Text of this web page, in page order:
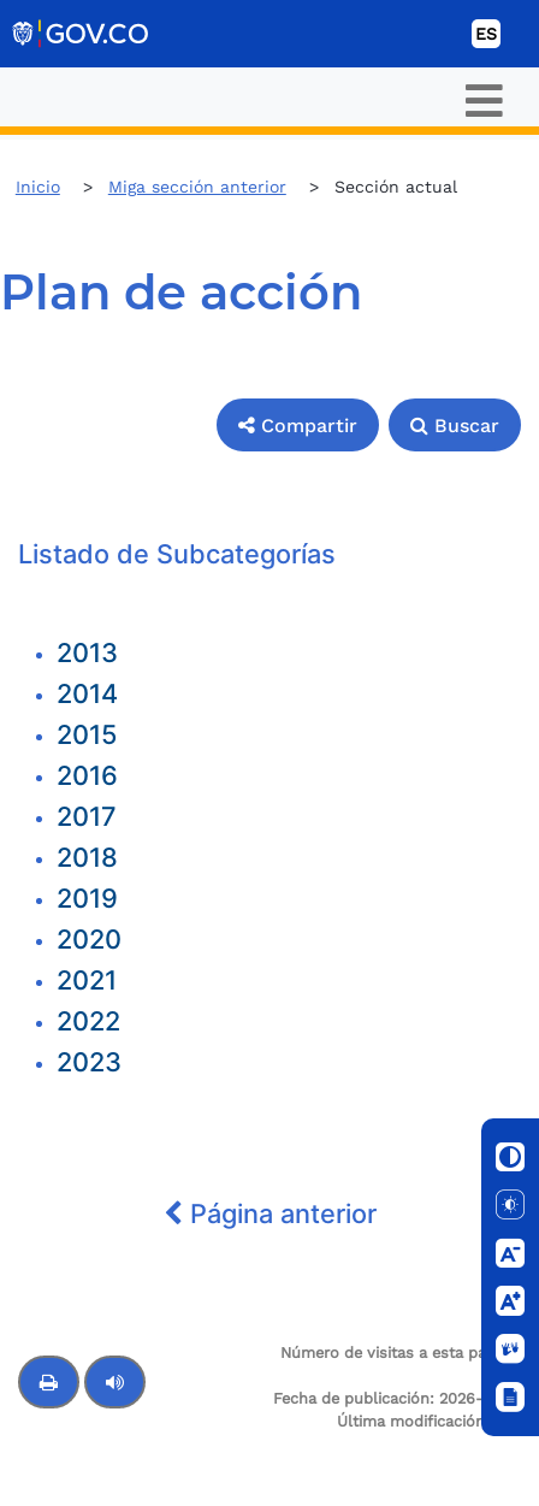
ES
Inicio Miga sección anterior Sección actual
Plan de acción
Compartir Buscar
Listado de Subcategorías
2013
2014
2015
2016
2017
2018
2019
2020
2021
2022
2023
Página anterior
Número de visitas a esta página:
Fecha de publicación: 2026-01-12
Última modificación: